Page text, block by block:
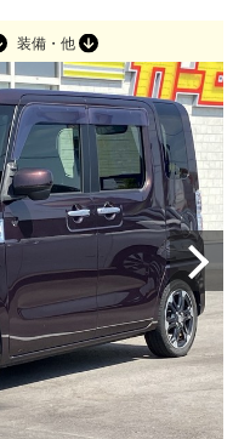
装備・他